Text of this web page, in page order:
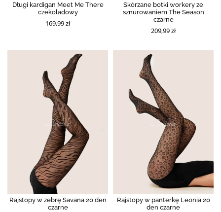
Długi kardigan Meet Me There
czekoladowy
169,99 zł
Skórzane botki workery ze
sznurowaniem The Season
czarne
209,99 zł
Rajstopy w zebrę Savana 20 den
czarne
Rajstopy w panterkę Leonia 20
den czarne